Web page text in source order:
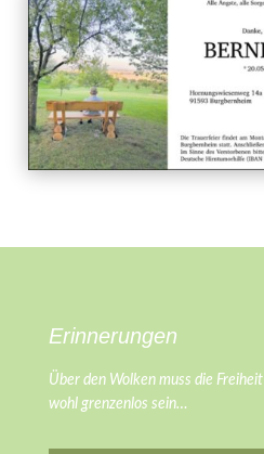
Erinnerungen
Über den Wolken muss die Freiheit
wohl grenzenlos sein…